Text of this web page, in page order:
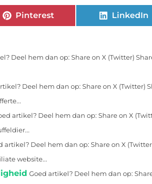
Pinterest LinkedIn
Deel hem dan op: Share on X (Twitter)
Deel hem dan op: Share on X (Twitter)
artikel? Deel hem dan op: Share on X
artikel? Deel hem dan op: Share on X
website...
Goed artikel? Deel hem dan op: